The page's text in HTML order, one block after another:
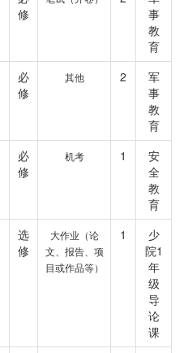
修
事
教
育
必
修
其他 2
军
事
教
育
必
修
机考 1
安
全
教
育
选
修
大作业（论
文、报告、项
目或作品等）
1
少
院1
年
级
导
论
课